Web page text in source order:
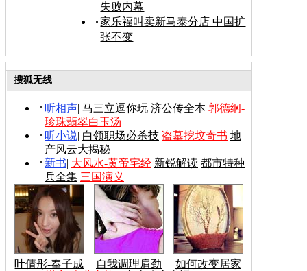
失败内幕
家乐福叫卖新马泰分店 中国扩
张不变
搜狐无线
听相声| 马三立逗你玩 济公传全本 郭德纲-
珍珠翡翠白玉汤
听小说| 白领职场必杀技 盗墓挖坟奇书 地
产风云大揭秘
新书| 大风水-黄帝宅经 新锐解读 都市特种
兵全集 三国演义
叶倩彤-奉子成
自我调理肩劲
如何改变居家